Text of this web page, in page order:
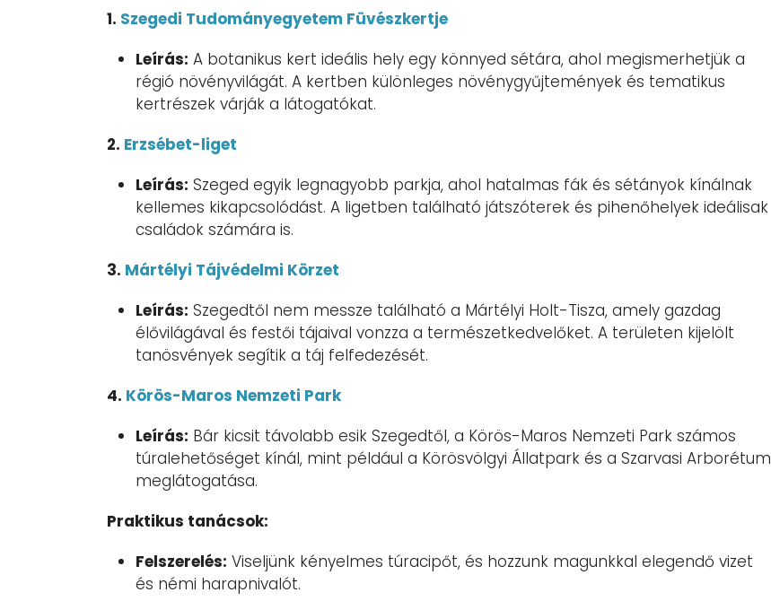
1. Szegedi Tudományegyetem Füvészkertje
Leírás: A botanikus kert ideális hely egy könnyed sétára, ahol megismerhetjük a
régió növényvilágát. A kertben különleges növénygyűjtemények és tematikus
kertrészek várják a látogatókat.
2. Erzsébet-liget
Leírás: Szeged egyik legnagyobb parkja, ahol hatalmas fák és sétányok kínálnak
kellemes kikapcsolódást. A ligetben található játszóterek és pihenőhelyek ideálisak
családok számára is.
3. Mártélyi Tájvédelmi Körzet
Leírás: Szegedtől nem messze található a Mártélyi Holt-Tisza, amely gazdag
élővilágával és festői tájaival vonzza a természetkedvelőket. A területen kijelölt
tanösvények segítik a táj felfedezését.
4. Körös-Maros Nemzeti Park
Leírás: Bár kicsit távolabb esik Szegedtől, a Körös-Maros Nemzeti Park számos
túralehetőséget kínál, mint például a Körösvölgyi Állatpark és a Szarvasi Arborétum
meglátogatása.
Praktikus tanácsok:
Felszerelés: Viseljünk kényelmes túracipőt, és hozzunk magunkkal elegendő vizet
és némi harapnivalót.